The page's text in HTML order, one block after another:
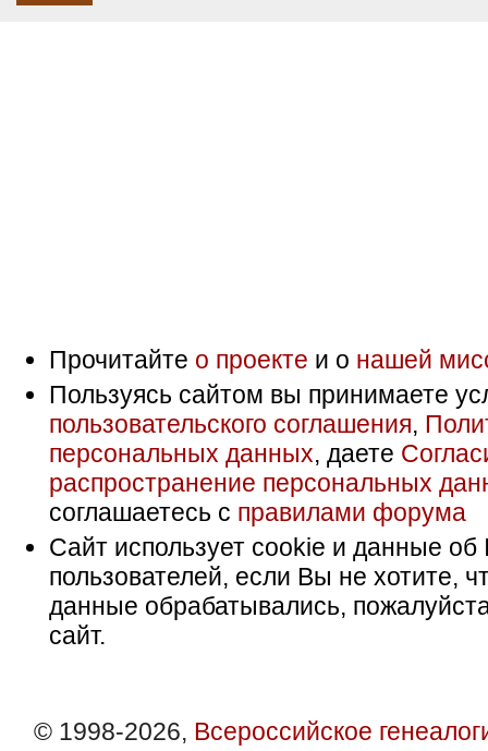
Прочитайте о проекте и о нашей
Пользуясь сайтом вы принимаете
пользовательского соглашения,
персональных данных, даете
распространение персональных
соглашаетесь с правилами форума
Сайт использует cookie и данные об
пользователей, если Вы не хотите,
данные обрабатывались,
сайт.
© 1998-2026, Всероссийское